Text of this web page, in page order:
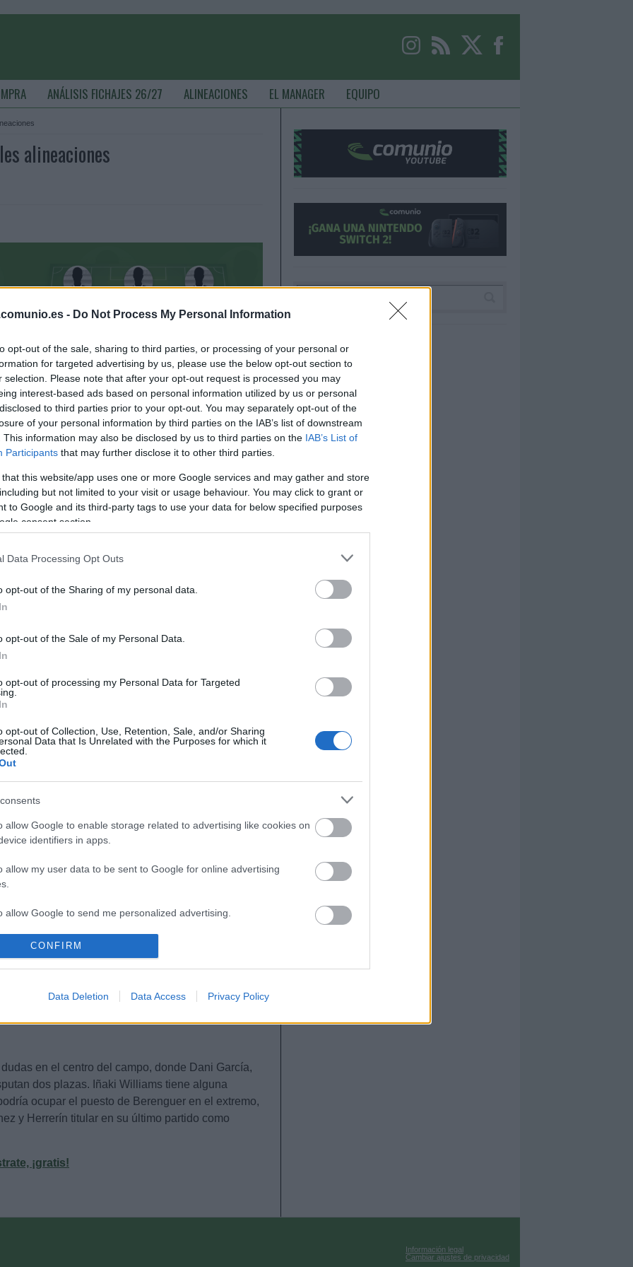
- Do Not Process My Personal Information
opt-out of the sale, sharing to third parties, or processing of your personal or
for targeted advertising by us, please use the below opt-out section to
selection. Please note that after your opt-out request is processed you may
interest-based ads based on personal information utilized by us or personal
to third parties prior to your opt-out. You may separately opt-out of the
of your personal information by third parties on the IAB’s list of downstream
This information may also be disclosed by us to third parties on the IAB’s List of
Participants that may further disclose it to other third parties.
that this website/app uses one or more Google services and may gather and store
but not limited to your visit or usage behaviour. You may click to grant or
to Google and its third-party tags to use your data for below specified purposes
consent section.
Data Processing Opt Outs
opt-out of the Sharing of my personal data.
opt-out of the Sale of my Personal Data.
opt-out of processing my Personal Data for Targeted
opt-out of Collection, Use, Retention, Sale, and/or Sharing
Data that Is Unrelated with the Purposes for which it
allow Google to enable storage related to advertising like cookies on
identifiers in apps.
allow my user data to be sent to Google for online advertising
allow Google to send me personalized advertising.
allow Google to enable storage related to analytics like cookies on
identifiers in apps.
allow Google to enable storage related to functionality of the website
allow Google to enable storage related to security, including
functionality and fraud prevention, and other user protection.
CONFIRM
Data Deletion Data Access Privacy Policy
ANÁLISIS FICHAJES 26/27 ALINEACIONES EL MANAGER EQUIPO
alineaciones
sábado a las 18:00 horas. ¿Quién jugará en
los de Marcelino? A continuación, las
Dani Calvo, Gonzalo Verdú, Fidel – Josan,
(Piatti), Lucas Boyé.
(sancionado).
Escribá podría alinear al dúo Carrillo-Boyé en
2021!
de Eurocopa? ¡Pues puedes disfrutarla aún más
tienes que saber para jugar a Comunio Euro 2021.
– De Marcos, Yeray, Unai Núñez (Íñigo
Unai López (Vencedor), Ibai Gómez,
Capa, Nolaskoain, Zarraga, Raúl García
dudas en el centro del campo, donde Dani García,
dos plazas. Iñaki Williams tiene alguna
ocupar el puesto de Berenguer en el extremo,
y Herrerín titular en su último partido como
¡gratis!
Información legal
Cambiar ajustes de privacidad